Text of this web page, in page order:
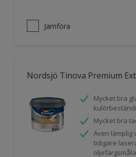
Jämföra
Nordsjö Tinova Premium
Mycket bra
Mycket bra
Även lämplig
tidigare